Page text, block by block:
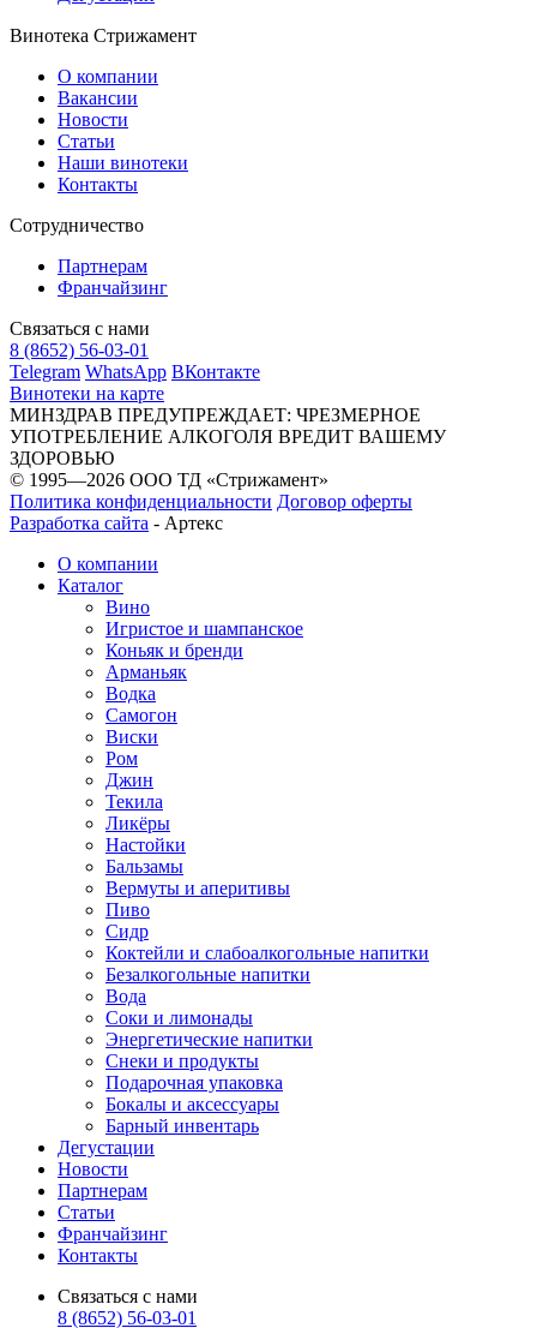
Винотека Стрижамент
О компании
Вакансии
Новости
Статьи
Наши винотеки
Контакты
Сотрудничество
Партнерам
Франчайзинг
Связаться с нами
8 (8652) 56-03-01
Telegram WhatsApp ВКонтакте
Винотеки на карте
МИНЗДРАВ ПРЕДУПРЕЖДАЕТ: ЧРЕЗМЕРНОЕ
УПОТРЕБЛЕНИЕ АЛКОГОЛЯ ВРЕДИТ ВАШЕМУ
ЗДОРОВЬЮ
© 1995—2026 ООО ТД «Стрижамент»
Политика конфиденциальности Договор оферты
Разработка сайта - Артекс
О компании
Каталог
Вино
Игристое и шампанское
Коньяк и бренди
Арманьяк
Водка
Самогон
Виски
Ром
Джин
Текила
Ликёры
Настойки
Бальзамы
Вермуты и аперитивы
Пиво
Сидр
Коктейли и слабоалкогольные напитки
Безалкогольные напитки
Вода
Соки и лимонады
Энергетические напитки
Снеки и продукты
Подарочная упаковка
Бокалы и аксессуары
Барный инвентарь
Дегустации
Новости
Партнерам
Статьи
Франчайзинг
Контакты
Связаться с нами
8 (8652) 56-03-01